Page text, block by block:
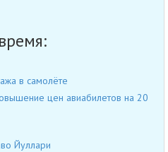
в самолёте
цен авиабилетов на 20
Йуллари